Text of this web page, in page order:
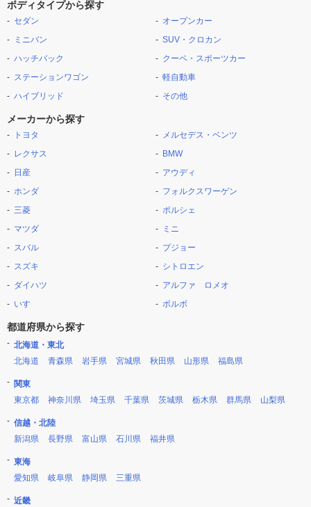
ボディタイプから探す
セダン
ミニバン
ハッチバック
ステーションワゴン
ハイブリッド
オープンカー
SUV・クロカン
クーペ・スポーツカー
軽自動車
その他
メーカーから探す
トヨタ
レクサス
日産
ホンダ
三菱
マツダ
スバル
スズキ
ダイハツ
いすゞ
メルセデス・ベンツ
BMW
アウディ
フォルクスワーゲン
ポルシェ
ミニ
プジョー
シトロエン
アルファ ロメオ
ボルボ
都道府県から探す
北海道・東北
北海道
青森県 岩手県 宮城県 秋田県 山形県 福島県
関東
東京都
神奈川県 埼玉県 千葉県 茨城県 栃木県 群馬県 山梨県
信越・北陸
新潟県
長野県 富山県 石川県 福井県
東海
愛知県
岐阜県 静岡県 三重県
近畿